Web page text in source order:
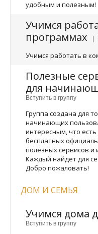
удобным и полезным!
Учимся
программах
|
Учимся работать в
Полезные
для
Вступить в группу
Группа создана для
начинающих
интересным, что
бесплатных
полезных сервисов и
Каждый найдет для
Добро пожаловать!
ДОМ И СЕМЬЯ
Учимся дома
Вступить в группу